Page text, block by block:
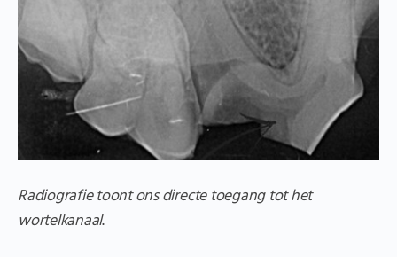
Radiografie toont ons directe toegang tot het
wortelkanaal.